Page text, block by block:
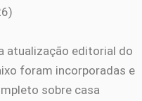
atualização editorial do
foram incorporadas e
sobre casa